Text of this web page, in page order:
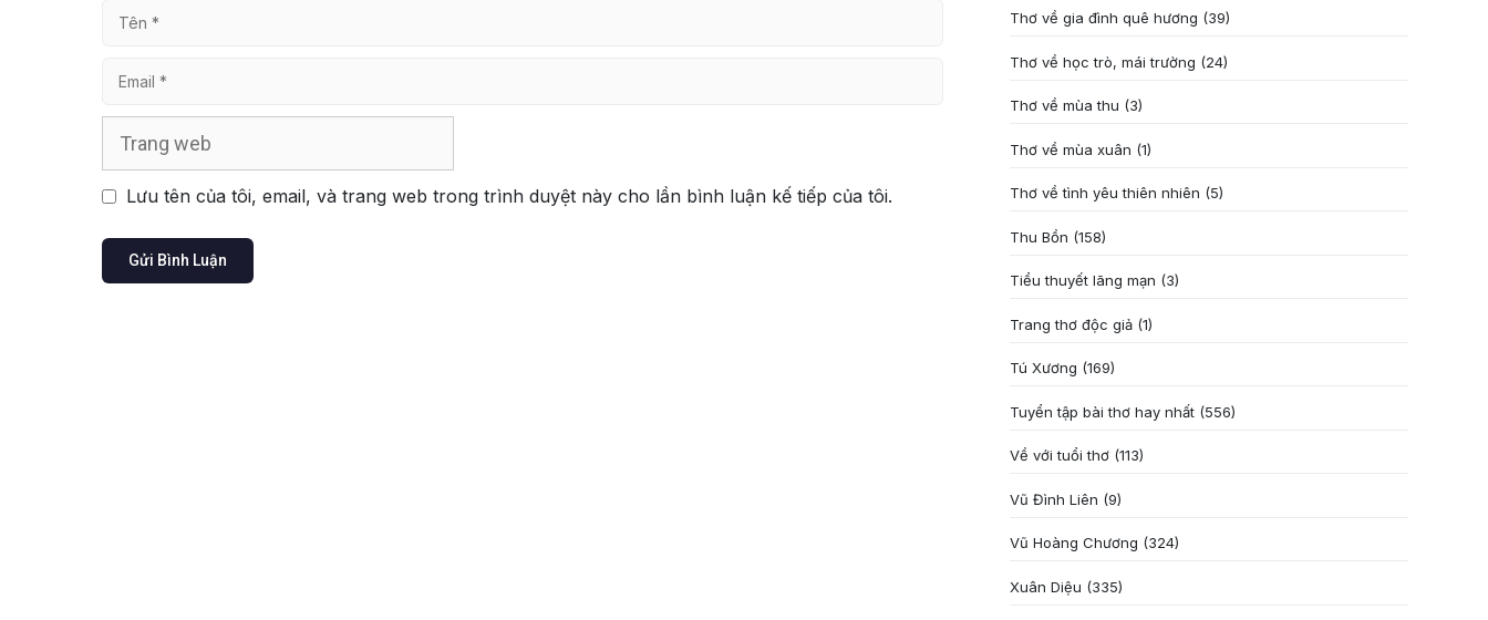
Tên
Email
Lưu tên của tôi, email, và trang web trong trình duyệt này cho lần bình luận kế tiếp của tôi.
Thơ về gia đình quê hương (39)
Thơ về học trò, mái trường (24)
Thơ về mùa thu (3)
Thơ về mùa xuân (1)
Thơ về tình yêu thiên nhiên (5)
Thu Bồn (158)
Tiểu thuyết lãng mạn (3)
Trang thơ độc giả (1)
Tú Xương (169)
Tuyển tập bài thơ hay nhất (556)
Về với tuổi thơ (113)
Vũ Đình Liên (9)
Vũ Hoàng Chương (324)
Xuân Diệu (335)